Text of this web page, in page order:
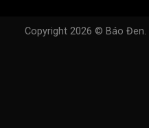
Copyright 2026 © Báo Đen